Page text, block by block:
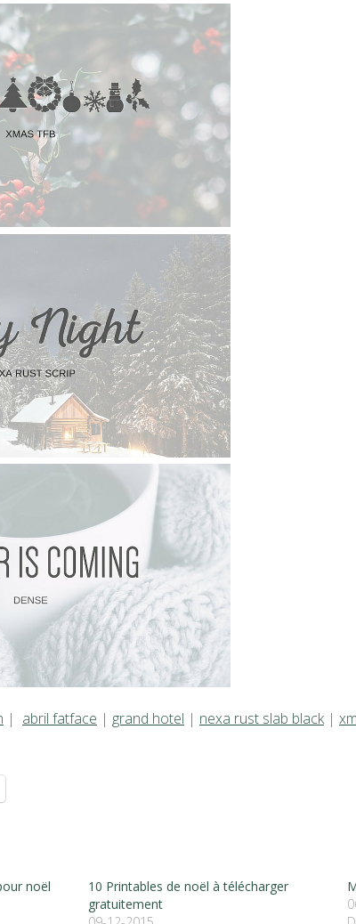
| abril fatface | grand hotel | nexa rust slab black|
noël
10 Printables de noël à télécharger
gratuitement